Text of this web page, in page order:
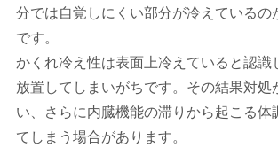
分では自覚しにくい部分が冷えているの
です。
かくれ冷え性は表面上冷えていると認識
放置してしまいがちです。その結果対処
い、さらに内臓機能の滞りから起こる体
てしまう場合があります。